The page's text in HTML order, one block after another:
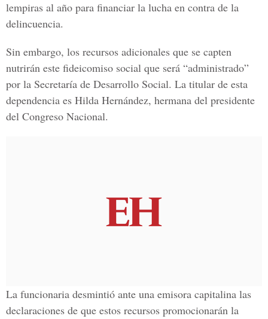
lempiras al año para financiar la lucha en contra de la
delincuencia.
Sin embargo, los recursos adicionales que se capten
nutrirán este fideicomiso social que será “administrado”
por la Secretaría de Desarrollo Social. La titular de esta
dependencia es Hilda Hernández, hermana del presidente
del Congreso Nacional.
La funcionaria desmintió ante una emisora capitalina las
declaraciones de que estos recursos promocionarán la